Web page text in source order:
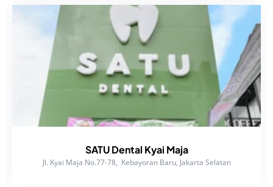
SATU Dental Kyai Maja
Jl. Kyai Maja No.77-78, Kebayoran Baru, Jakarta Selatan